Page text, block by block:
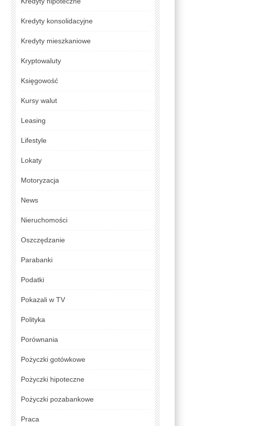
Kredyty konsolidacyjne
Kredyty mieszkaniowe
Kryptowaluty
Księgowość
Kursy walut
Leasing
Lifestyle
Lokaty
Motoryzacja
News
Nieruchomości
Oszczędzanie
Parabanki
Podatki
Pokazali w TV
Polityka
Porównania
Pożyczki gotówkowe
Pożyczki hipoteczne
Pożyczki pozabankowe
Praca